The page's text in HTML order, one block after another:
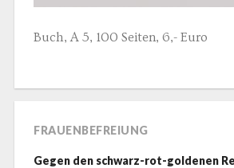
Buch, A 5, 100 Seiten, 6,- Euro
FRAUENBEFREIUNG
Gegen den schwarz-rot-goldenen